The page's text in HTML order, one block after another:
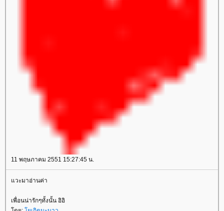
11 พฤษภาคม 2551 15:27:45 น.
วะมาอ่านค่า
เพื่อนน่ารักๆทั้งนั้น อิอิ